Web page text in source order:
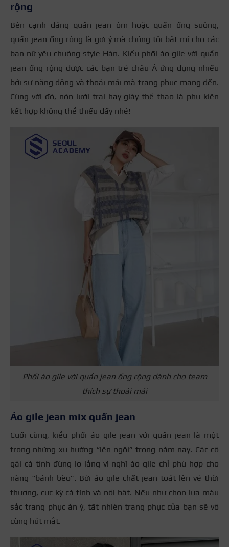
rộng
Bên cạnh dáng quần jean ôm hoặc quần ống suông,
quần jean ống rộng là gợi ý mà chúng tôi bật mí cho các
bạn nữ yêu chuộng style Hàn. Kiểu phối áo gile với quần
jean ống rộng được các bạn trẻ châu Á ứng dụng nhiều
bởi sự năng động và thoải mái mà trang phục mang đến.
Cùng với đó, nón lưỡi trai hay giày thể thao là phụ kiện
kết hợp không thể thiếu đấy nhé!
Phối áo gile với quần jean ống rộng dành cho team
thích sự thoải mái
Áo gile jean mix quần jean
Cuối cùng, kiểu phối áo gile jean với quần jean là một
trong những xu hướng “lên ngôi” trong năm nay. Các cô
gái cá tính đừng lo lắng vì nghĩ áo gile chỉ phù hợp cho
nàng “bánh bèo”. Bởi áo gile chất jean toát lên vẻ thời
thượng, cực kỳ cá tính và nổi bật. Nếu như chọn lựa màu
sắc trang phục ăn ý, tất nhiên trang phục của bạn sẽ vô
cùng hút mắt.